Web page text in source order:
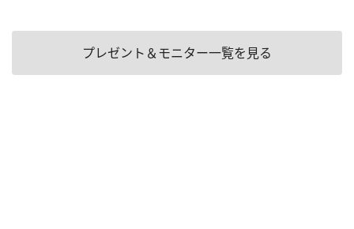
プレゼント＆モニター一覧を見る